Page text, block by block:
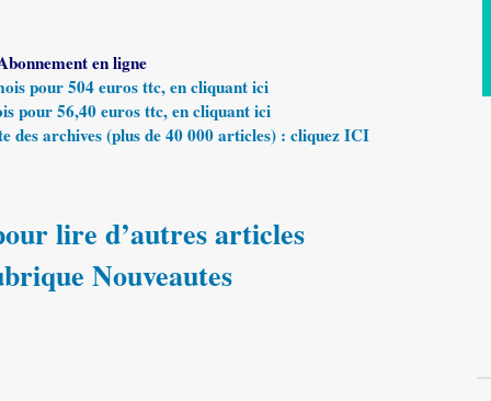
en ligne
pour 504 euros ttc, en cliquant ici
pour 56,40 euros ttc, en cliquant ici
des archives (plus de 40 000 articles) : cliquez ICI
lire d’autres articles
Nouveautes